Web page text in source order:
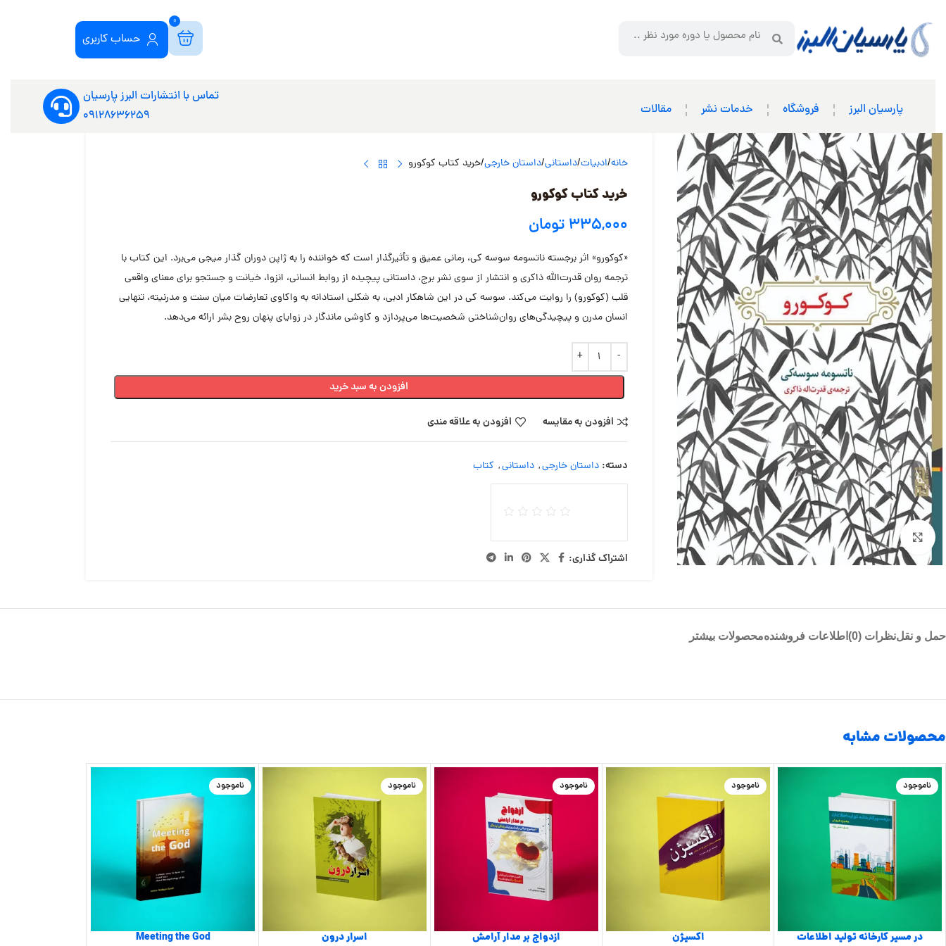
حساب کاربری
0
پارسیان البرز فروشگاه خدمات نشر مقالات
تماس با انتشارات البرز پارسیان
09128636259
بزرگنمایی تصویر
خانه ادبیات داستانی داستان خارجی خرید کتاب کوکورو
خرید کتاب کوکورو
۳۳۵,۰۰۰ تومان
«کوکورو» اثر برجسته ناتسومه سوسه کی، رمانی عمیق و تأثیرگذار است که خواننده را به ژاپن دوران گذار میجی می‌برد. این کتاب با
ترجمه روان قدرت‌الله ذاکری و انتشار از سوی نشر برج، داستانی پیچیده از روابط انسانی، انزوا، خیانت و جستجو برای معنای واقعی
قلب (کوکورو) را روایت می‌کند. سوسه کی در این شاهکار ادبی، به شکلی استادانه به واکاوی تعارضات میان سنت و مدرنیته، تنهایی
انسان مدرن و پیچیدگی‌های روان‌شناختی شخصیت‌ها می‌پردازد و کاوشی ماندگار در زوایای پنهان روح بشر ارائه می‌دهد.
افزودن به سبد خرید
افزودن به مقایسه افزودن به علاقه مندی
دسته: داستان خارجی, داستانی, کتاب
اشتراک گذاری:
حمل و نقلنظرات (0) اطلاعات فروشندهمحصولات بیشتر
محصولات مشابه
ناموجود
در مسیر کارخانه تولید اطلاعات
ناموجود
اکسیژن
ناموجود
ازدواج بر مدار آرامش
ناموجود
اسرار درون
ناموجود
Meeting the God